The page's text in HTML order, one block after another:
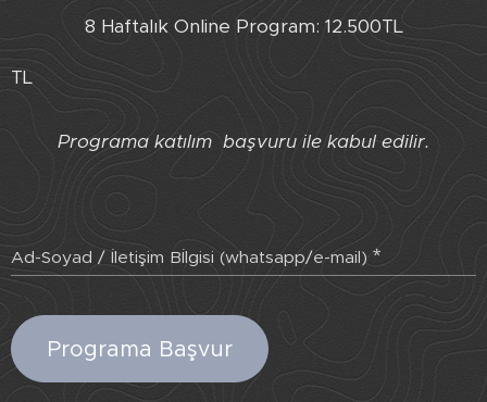
8 Haftalık Online Program: 12.500TL
TL
Programa katılım başvuru ile kabul edilir.
Ad-Soyad / İletişim Bİlgisi (whatsapp/e-mail)
Programa Başvur